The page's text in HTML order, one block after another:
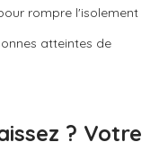
rompre l'isolement
atteintes de
? Votre